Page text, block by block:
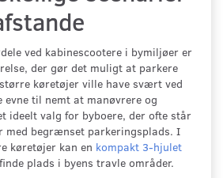
ved kabinescootere i bymiljøer er
der gør det muligt at parkere
køretøjer ville have svært ved
evne til nemt at manøvrere og
ideelt valg for byboere, der ofte står
med begrænset parkeringsplads. I
køretøjer kan en kompakt 3-hjulet
plads i byens travle områder.